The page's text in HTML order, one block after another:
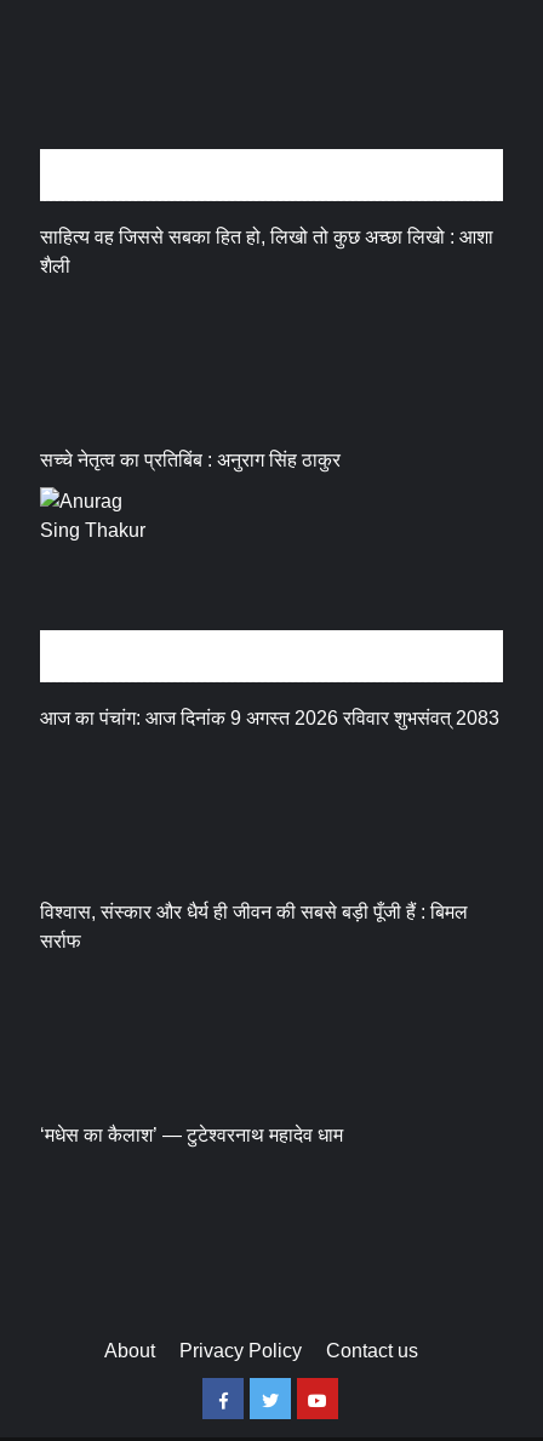
साहित्य वह जिससे सबका हित हो, लिखो तो कुछ अच्छा लिखो : आशा
शैली
सच्चे नेतृत्व का प्रतिबिंब : अनुराग सिंह ठाकुर
आज का पंचांग: आज दिनांक 9 अगस्त 2026 रविवार शुभसंवत् 2083
विश्वास, संस्कार और धैर्य ही जीवन की सबसे बड़ी पूँजी हैं : बिमल
सर्राफ
‘मधेस का कैलाश’ — टुटेश्वरनाथ महादेव धाम
About Privacy Policy Contact us
FacebookTwitterYoutube